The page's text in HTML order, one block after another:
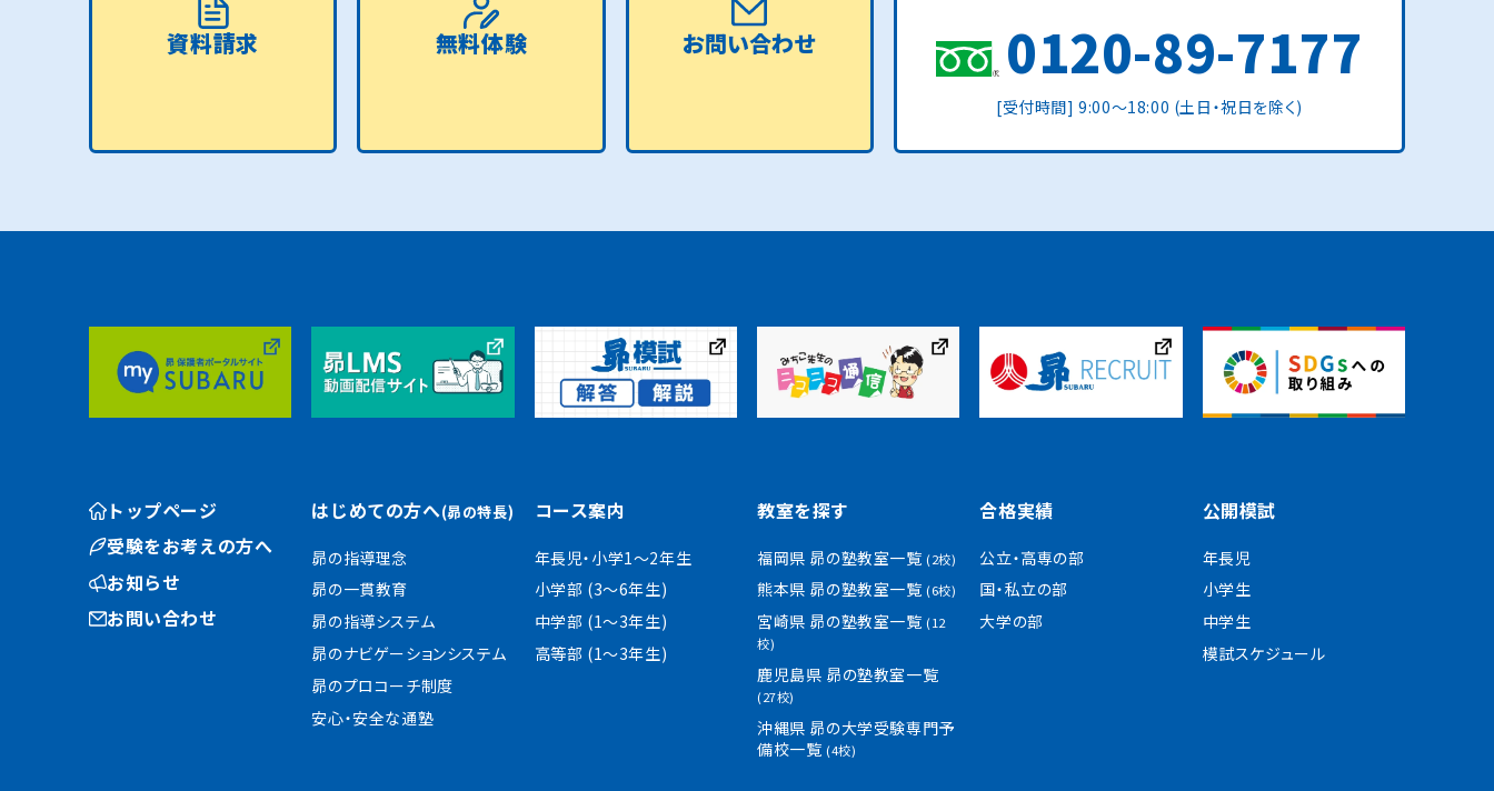
資料請求 無料体験 お問い合わせ 0120-89-7177
[受付時間] 9:00〜18:00 (土日・祝日を除く)
トップページ
受験をお考えの方へ
お知らせ
お問い合わせ
はじめての方へ(昴の特長)
昴の指導理念
昴の一貫教育
昴の指導システム
昴のナビゲーションシステム
昴のプロコーチ制度
安心・安全な通塾
コース案内
年長児・小学1〜2年生
小学部 (3〜6年生)
中学部 (1〜3年生)
高等部 (1〜3年生)
教室を探す
福岡県 昴の塾教室一覧(2校)
熊本県 昴の塾教室一覧(6校)
宮崎県 昴の塾教室一覧(12
校)
鹿児島県 昴の塾教室一覧
(27校)
沖縄県 昴の大学受験専門予
備校一覧 (4校)
合格実績
公立・高専の部
国・私立の部
大学の部
公開模試
年長児
小学生
中学生
模試スケジュール